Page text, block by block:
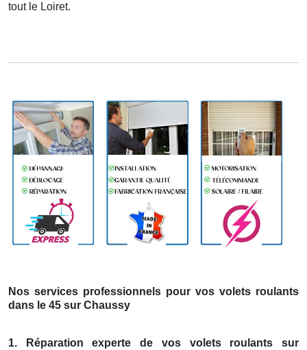
tout le Loiret.
Nos services professionnels pour vos volets roulants
dans le 45 sur Chaussy
1. Réparation experte de vos volets roulants sur